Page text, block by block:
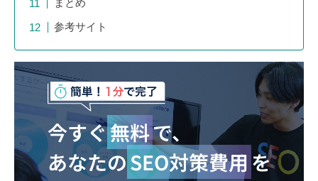
まとめ
参考サイト
今すぐ無料で、
あなたのSEO対策費用 を